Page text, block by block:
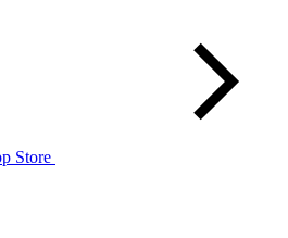
Store